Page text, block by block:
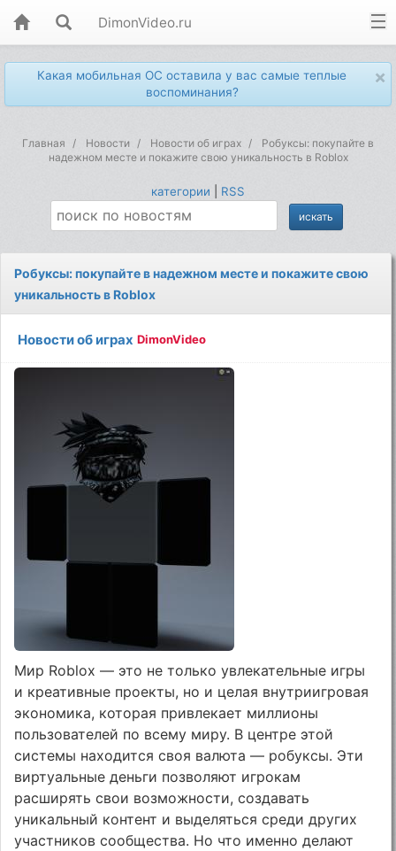
DimonVideo.ru
×
Какая мобильная ОС оставила у вас самые теплые
воспоминания?
Главная Новости Новости об играх
Робуксы: покупайте в
надежном месте и покажите свою уникальность в Roblox
категории RSS
Робуксы: покупайте в надежном месте и покажите свою
уникальность в Roblox
Новости об играх DimonVideo
Мир Roblox — это не только увлекательные игры
и креативные проекты, но и целая внутриигровая
экономика, которая привлекает миллионы
пользователей по всему миру. В центре этой
системы находится своя валюта — робуксы. Эти
виртуальные деньги позволяют игрокам
расширять свои возможности, создавать
уникальный контент и выделяться среди других
участников сообщества. Но что именно делают